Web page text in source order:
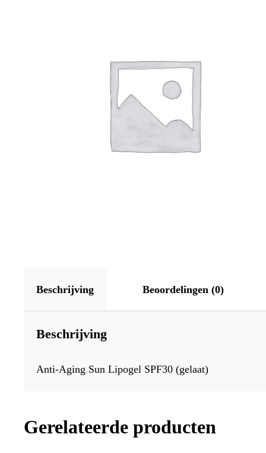
Beschrijving Beoordelingen (0)
Beschrijving
Anti-Aging Sun Lipogel SPF30 (gelaat)
Gerelateerde producten